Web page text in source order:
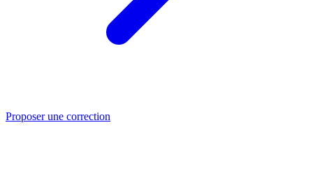
Proposer une correction